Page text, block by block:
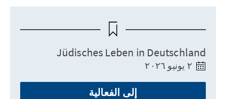
Jüdisches Leben in Deutschland
إلى الفعالية